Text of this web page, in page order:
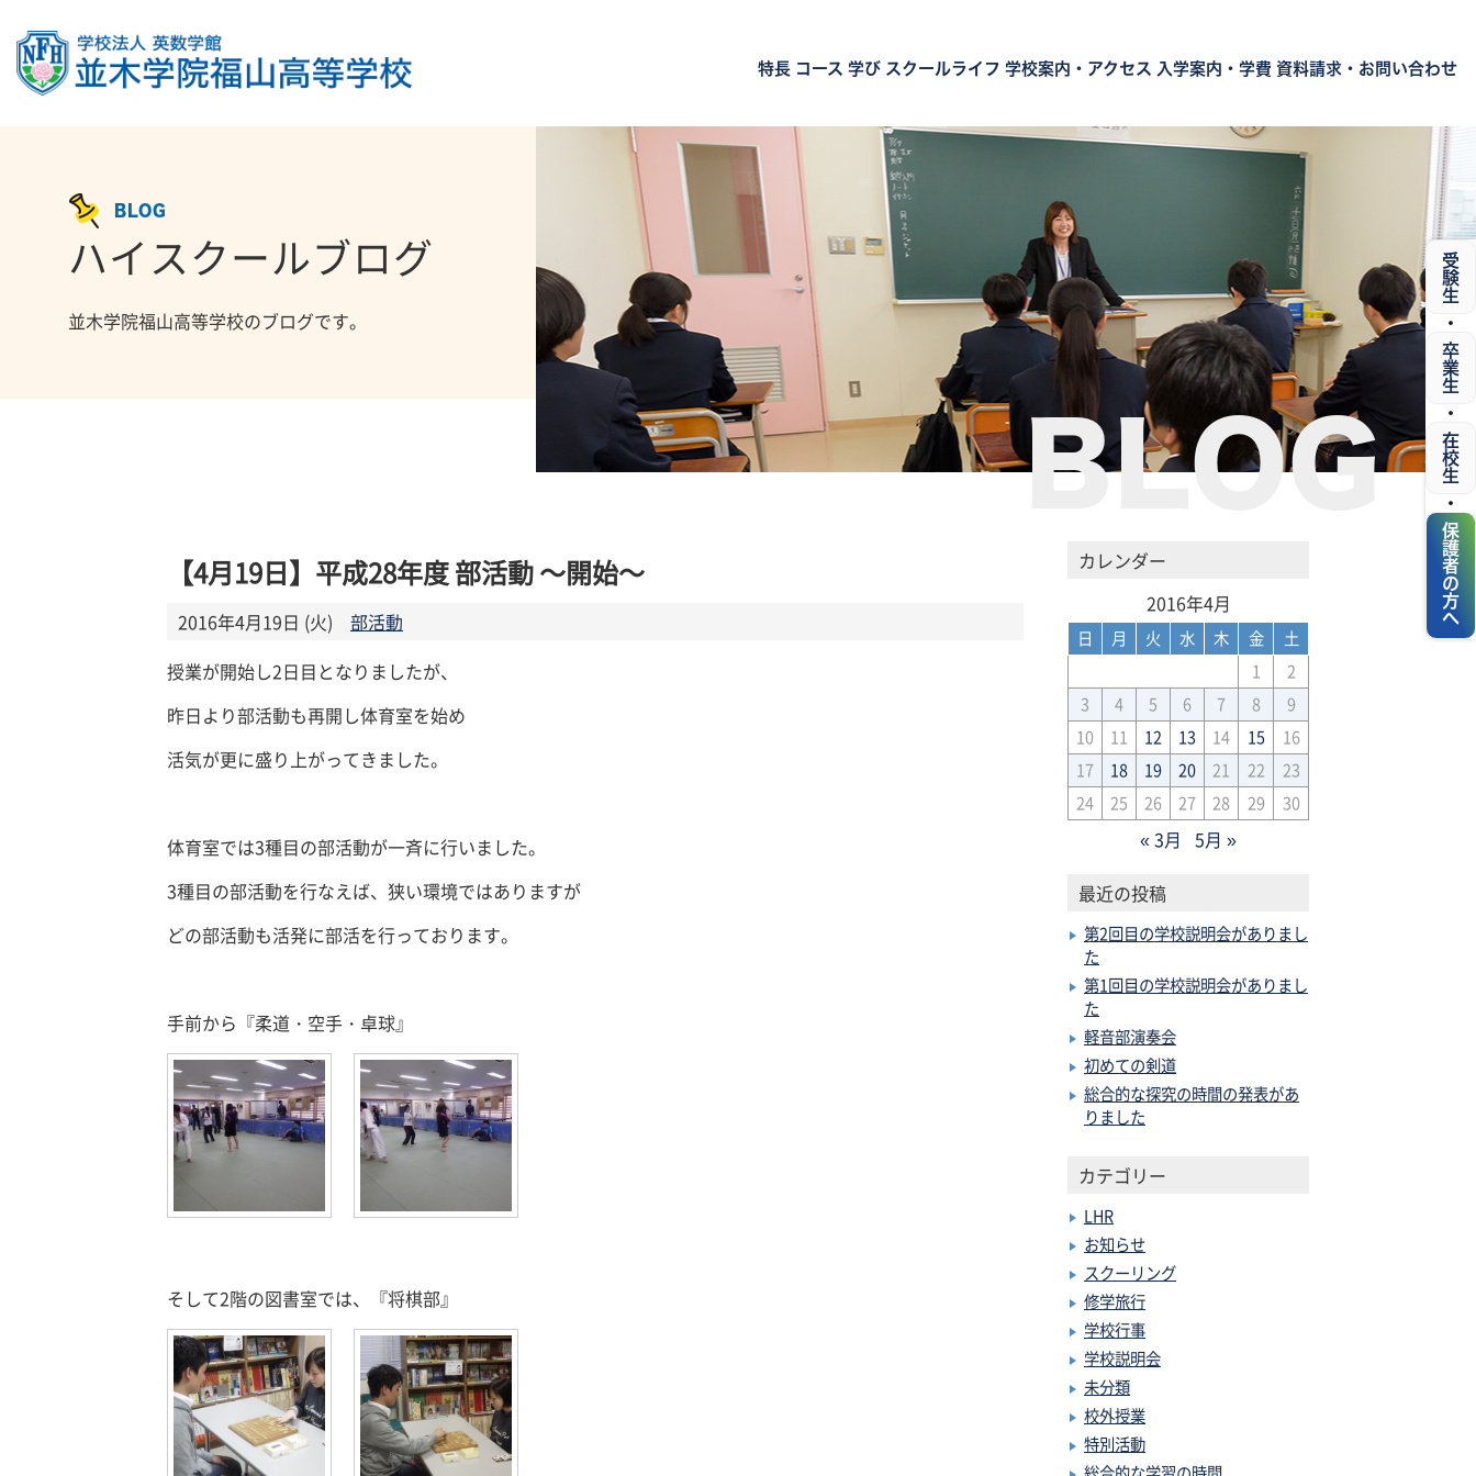
特長 コース 学び スクールライフ 学校案内・アクセス 入学案内・学費 資料請求・お問い合わせ
BLOG
BLOG
ハイスクールブログ
並木学院福山高等学校のブログです。
【4月19日】平成28年度 部活動 ～開始～
2016年4月19日 (火)
部活動
授業が開始し2日目となりましたが、
昨日より部活動も再開し体育室を始め
活気が更に盛り上がってきました。
体育室では3種目の部活動が一斉に行いました。
3種目の部活動を行なえば、狭い環境ではありますが
どの部活動も活発に部活を行っております。
手前から『柔道・空手・卓球』
そして2階の図書室では、『将棋部』
カレンダー
2016年4月
日 月 火 水 木 金
土
1
2
3
4 5 6 7 8
9
10
11 12 13 14 15
16
17
18 19 20 21 22
23
24
25 26 27 28 29 30
« 3月 5月 »
最近の投稿
第2回目の学校説明会がありまし
た
第1回目の学校説明会がありまし
た
軽音部演奏会
初めての剣道
総合的な探究の時間の発表があ
りました
カテゴリー
LHR
お知らせ
スクーリング
修学旅行
学校行事
学校説明会
未分類
校外授業
特別活動
受験生
・
卒業生
・
在校生
・
保護者の方へ